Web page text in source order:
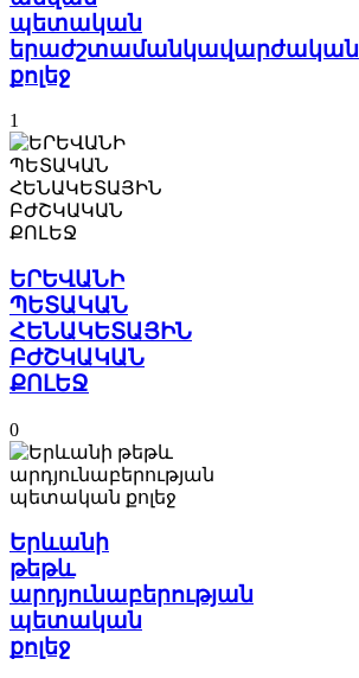
պետական
երաժշտամանկավարժական
քոլեջ
1
ԵՐԵՎԱՆԻ
ՊԵՏԱԿԱՆ
ՀԵՆԱԿԵՏԱՅԻՆ
ԲԺՇԿԱԿԱՆ
ՔՈԼԵՋ
0
Երևանի
թեթև
արդյունաբերության
պետական
քոլեջ